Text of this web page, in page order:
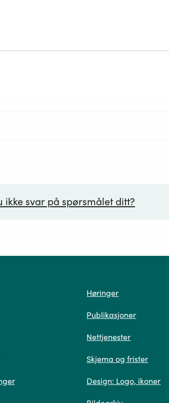
ikke svar på spørsmålet ditt?
Høringer
Publikasjoner
Nettjenester
Skjema og frister
Design: Logo, ikoner